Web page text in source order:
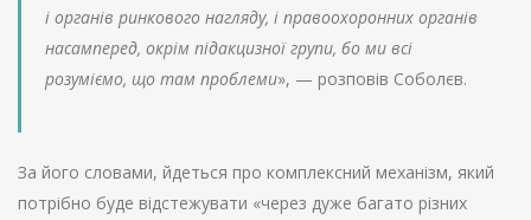
і органів ринкового нагляду, і правоохоронних органів
насамперед, окрім підакцизної групи, бо ми всі
розуміємо, що там проблеми», — розповів Соболєв.
За його словами, йдеться про комплексний механізм, який
потрібно буде відстежувати «через дуже багато різних